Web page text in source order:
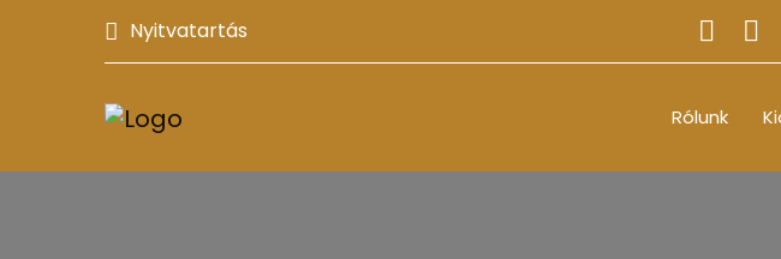
Nyitvatartás
Rólunk